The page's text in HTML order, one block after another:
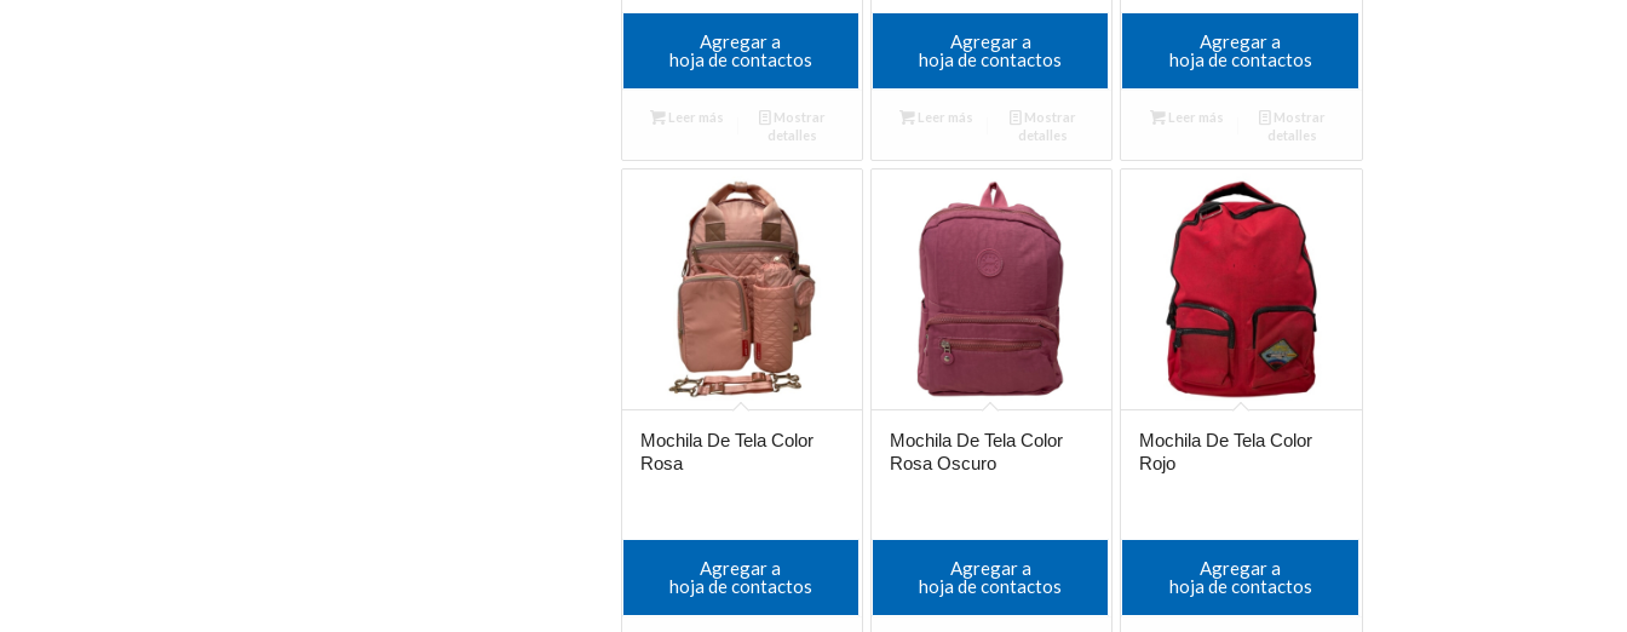
Agregar a
hoja de contactos
Leer más
Mostrar
detalles
Agregar a
hoja de contactos
Leer más
Mostrar
detalles
Agregar a
hoja de contactos
Leer más
Mostrar
detalles
Mochila De Tela Color
Rosa
Agregar a
hoja de contactos
Mochila De Tela Color
Rosa Oscuro
Agregar a
hoja de contactos
Mochila De Tela Color
Rojo
Agregar a
hoja de contactos